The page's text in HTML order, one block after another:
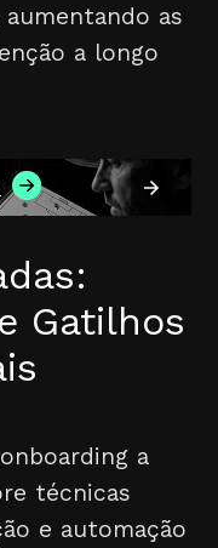
as
a longo
Gatilhos
a
técnicas
e automação